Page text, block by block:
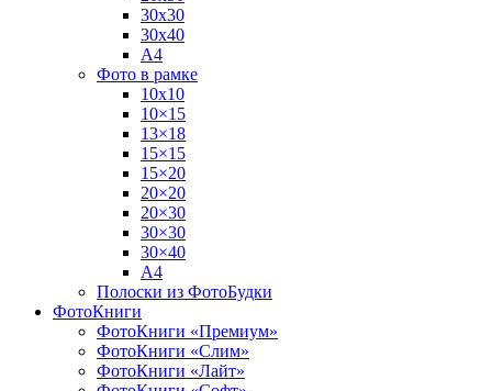
30х30
30х40
А4
Фото в рамке
10х10
10×15
13×18
15×15
15×20
20×20
20×30
30×30
30×40
A4
Полоски из ФотоБудки
ФотоКниги
ФотоКниги «Премиум»
ФотоКниги «Слим»
ФотоКниги «Лайт»